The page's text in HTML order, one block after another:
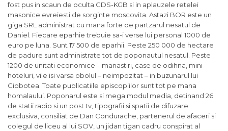
fost pus in scaun de oculta GDS-KGB si in aplauzele retelei
masonice evreiesti de sorginte moscovita. Astazi BOR este un
giga SRL administrat cu mana forte de partzarul nesatul de
Daniel. Fiecare eparhie trebuie sa-i verse lui personal 1000 de
euro pe luna. Sunt 17 500 de eparhii. Peste 250 000 de hectare
de padure sunt administrate tot de poponautul nesatul. Peste
1200 de unitati economice – manastiri, case de odihna, mini
hoteluri, vile isi varsa obolul – neimpozitat – in buzunarul lui
Ciobotea. Toate publicatiile episcopiilor sunt tot pe mana
homalaului. Poponarul este si mega modul media, detinand 26
de statii radio si un post tv, tipografii si spatii de difuzare
exclusiva, consiliat de Dan Condurache, partenerul de afaceri si
colegul de liceu al lui SOV, un jidan tigan cadru conspirat al